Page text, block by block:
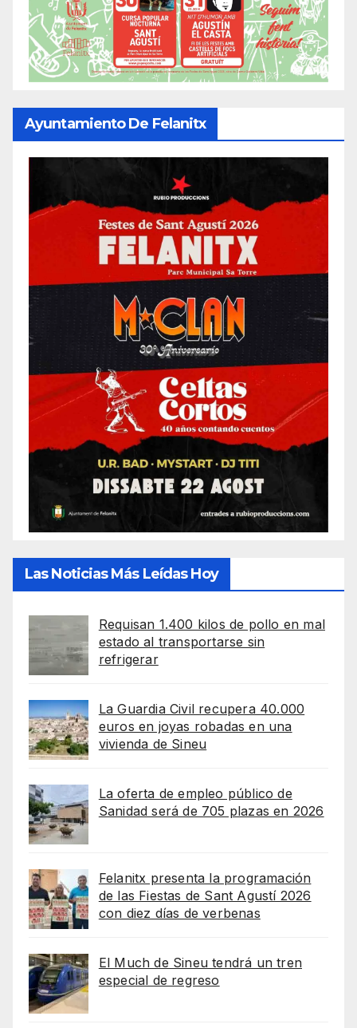
Ayuntamiento De Felanitx
Las Noticias Más Leídas Hoy
Requisan 1.400 kilos de pollo en mal
estado al transportarse sin
refrigerar
La Guardia Civil recupera 40.000
euros en joyas robadas en una
vivienda de Sineu
La oferta de empleo público de
Sanidad será de 705 plazas en 2026
Felanitx presenta la programación
de las Fiestas de Sant Agustí 2026
con diez días de verbenas
El Much de Sineu tendrá un tren
especial de regreso